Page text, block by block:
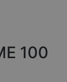
100